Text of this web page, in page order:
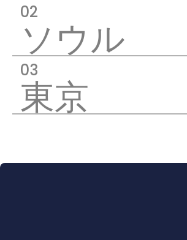
ソウル
東京